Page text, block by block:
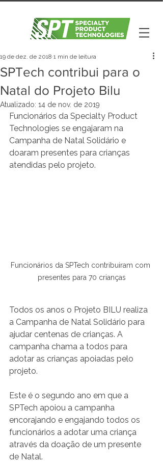
SPTech contribui para o
Natal do Projeto Bilu
19 de dez. de 2018 1 min de leitura
Atualizado: 14 de nov. de 2019
Funcionários da Specialty Product
Technologies se engajaram na
Campanha de Natal Solidário e
doaram presentes para crianças
atendidas pelo projeto.
Funcionários da SPTech contribuiram com
presentes para 70 crianças
Todos os anos o Projeto BILU realiza
a Campanha de Natal Solidário para
ajudar centenas de crianças. A
campanha chama a todos para
adotar as crianças apoiadas pelo
projeto.
Este é o segundo ano em que a
SPTech apoiou a campanha
encorajando e engajando todos os
funcionários a adotar uma criança
através da doação de um presente
de Natal.